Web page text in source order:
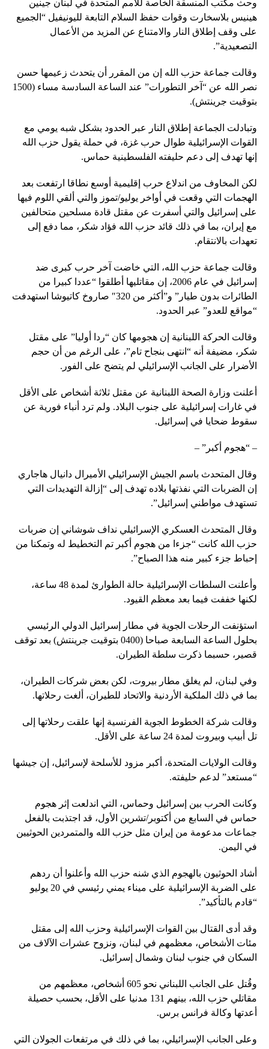
وحث مكتب المنسقة الخاصة للأمم المتحدة في لبنان جينين
هينيس بلاسخارت وقوات حفظ السلام التابعة لليونيفيل “الجميع
على وقف إطلاق النار والامتناع عن المزيد من الأعمال
التصعيدية”.
وقالت جماعة حزب الله إن من المقرر أن يتحدث زعيمها حسن
نصر الله عن “آخر التطورات” عند الساعة السادسة مساء (1500
بتوقيت جرينتش).
وتبادلت الجماعة إطلاق النار عبر الحدود بشكل شبه يومي مع
القوات الإسرائيلية طوال حرب غزة، في حملة يقول حزب الله
إنها تهدف إلى دعم حليفته الفلسطينية حماس.
لكن المخاوف من اندلاع حرب إقليمية أوسع نطاقا ارتفعت بعد
الهجمات التي وقعت في أواخر يوليو/تموز والتي ألقي اللوم فيها
على إسرائيل والتي أسفرت عن مقتل قادة مسلحين متحالفين
مع إيران، بما في ذلك قائد حزب الله فؤاد شكر، مما دفع إلى
تعهدات بالانتقام.
وقالت جماعة حزب الله، التي خاضت آخر حرب كبرى ضد
إسرائيل في عام 2006، إن مقاتليها أطلقوا “عددا كبيرا من
الطائرات بدون طيار” و”أكثر من 320″ صاروخ كاتيوشا استهدفت
“مواقع للعدو” عبر الحدود.
وقالت الحركة اللبنانية إن هجومها كان “ردا أوليا” على مقتل
شكر، مضيفة أنه “انتهى بنجاح تام”، على الرغم من أن حجم
الأضرار على الجانب الإسرائيلي لم يتضح على الفور.
أعلنت وزارة الصحة اللبنانية عن مقتل ثلاثة أشخاص على الأقل
في غارات إسرائيلية على جنوب البلاد. ولم ترد أنباء فورية عن
سقوط ضحايا في إسرائيل.
– “هجوم أكبر” –
وقال المتحدث باسم الجيش الإسرائيلي الأميرال دانيال هاجاري
إن الضربات التي نفذتها بلاده تهدف إلى “إزالة التهديدات التي
تستهدف مواطني إسرائيل”.
وقال المتحدث العسكري الإسرائيلي نداف شوشاني إن ضربات
حزب الله كانت “جزءا من هجوم أكبر تم التخطيط له وتمكنا من
إحباط جزء كبير منه هذا الصباح”.
وأعلنت السلطات الإسرائيلية حالة الطوارئ لمدة 48 ساعة،
لكنها خففت فيما بعد معظم القيود.
استؤنفت الرحلات الجوية في مطار إسرائيل الدولي الرئيسي
بحلول الساعة السابعة صباحا (0400 بتوقيت جرينتش) بعد توقف
قصير، حسبما ذكرت سلطة الطيران.
وفي لبنان، لم يغلق مطار بيروت، لكن بعض شركات الطيران،
بما في ذلك الملكية الأردنية والاتحاد للطيران، ألغت رحلاتها.
وقالت شركة الخطوط الجوية الفرنسية إنها علقت رحلاتها إلى
تل أبيب وبيروت لمدة 24 ساعة على الأقل.
وقالت الولايات المتحدة، أكبر مزود للأسلحة لإسرائيل، إن جيشها
“مستعد” لدعم حليفته.
وكانت الحرب بين إسرائيل وحماس، التي اندلعت إثر هجوم
حماس في السابع من أكتوبر/تشرين الأول، قد اجتذبت بالفعل
جماعات مدعومة من إيران مثل حزب الله والمتمردين الحوثيين
في اليمن.
أشاد الحوثيون بالهجوم الذي شنه حزب الله وأعلنوا أن ردهم
على الضربة الإسرائيلية على ميناء يمني رئيسي في 20 يوليو
“قادم بالتأكيد”.
وقد أدى القتال بين القوات الإسرائيلية وحزب الله إلى مقتل
مئات الأشخاص، معظمهم في لبنان، ونزوح عشرات الآلاف من
السكان في جنوب لبنان وشمال إسرائيل.
وقُتل على الجانب اللبناني نحو 605 أشخاص، معظمهم من
مقاتلي حزب الله، بينهم 131 مدنيا على الأقل، بحسب حصيلة
أعدتها وكالة فرانس برس.
وعلى الجانب الإسرائيلي، بما في ذلك في مرتفعات الجولان التي